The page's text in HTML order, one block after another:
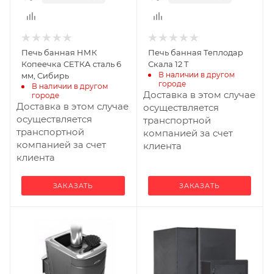
Печь банная НМК
Копеечка СЕТКА сталь 6
мм, Сибирь
В наличии в другом
городе
Доставка в этом случае
осуществляется
транспортной
компанией за счет
клиента
ЗАКАЗАТЬ
Печь банная Теплодар
Скала 12 Т
В наличии в другом
городе
Доставка в этом случае
осуществляется
транспортной
компанией за счет
клиента
ЗАКАЗАТЬ
Глубина, мм
325